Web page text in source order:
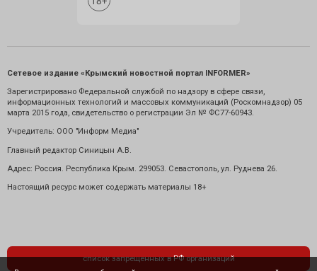
Сетевое издание «Крымский новостной портал INFORMER»
Зарегистрировано Федеральной службой по надзору в сфере связи,
информационных технологий и массовых коммуникаций (Роскомнадзор) 05
марта 2015 года, свидетельство о регистрации Эл № ФС77-60943.
Учредитель: ООО "Информ Медиа"
Главный редактор Синицын А.В.
Адрес: Россия. Республика Крым. 299053. Севастополь, ул. Руднева 26.
Настоящий ресурс может содержать материалы 18+
список запрещенных в РФ организаций